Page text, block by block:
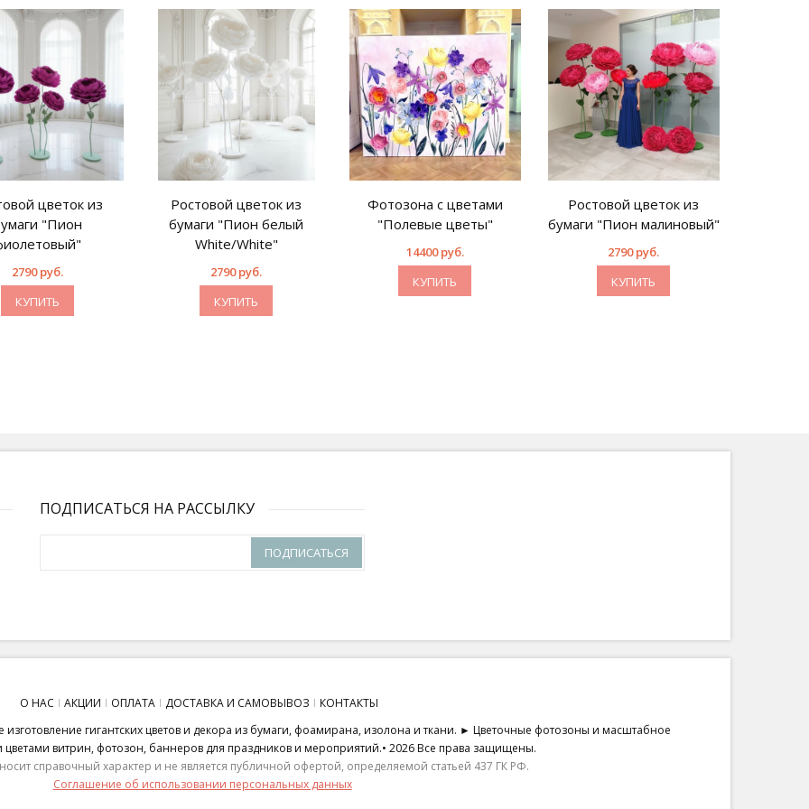
цветок из
"Пион
2790 руб.
КУПИТЬ
Ростовой цветок из
бумаги "Пион белый
White/White"
2790 руб.
КУПИТЬ
Фотозона с цветами
"Полевые цветы"
14400 руб.
КУПИТЬ
Ростовой цветок из
бумаги "Пион малиновый"
2790 руб.
КУПИТЬ
ПОДПИСАТЬСЯ НА РАССЫЛКУ
ПОДПИСАТЬСЯ
О НАС АКЦИИ ОПЛАТА ДОСТАВКА И САМОВЫВОЗ
КОНТАКТЫ
гигантских цветов и декора из бумаги, фоамирана, изолона и ткани. ► Цветочные фотозоны и масштабное
витрин, фотозон, баннеров для праздников и мероприятий.• 2026 Все права защищены.
справочный характер и не является публичной офертой, определяемой статьей 437 ГК РФ.
Соглашение об использовании персональных данных